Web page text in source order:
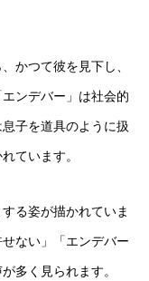
かつて彼を見下し、
ンデバー」は社会的
子を道具のように扱
ています。
る姿が描かれていま
ない」「エンデバー
多く見られます。